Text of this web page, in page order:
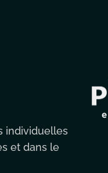
individuelles
et dans le